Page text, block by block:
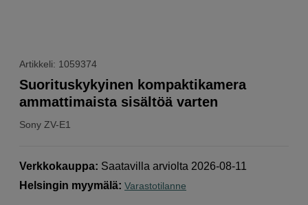
Artikkeli: 1059374
Sony ZV-E1
Suorituskykyinen kompaktikamera
ammattimaista sisältöä varten
Verkkokauppa: Saatavilla arviolta 2026-08-11
Helsingin myymälä: Varastotilanne